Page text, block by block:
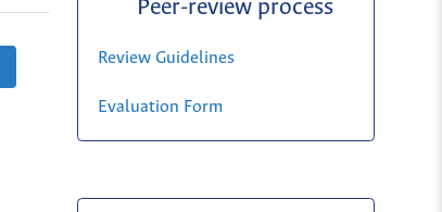
Peer-review process
Review Guidelines
Evaluation Form